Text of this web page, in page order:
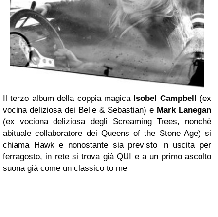
Il terzo album della coppia magica Isobel Campbell (ex
vocina deliziosa dei Belle & Sebastian) e Mark Lanegan
(ex vociona deliziosa degli Screaming Trees, nonchè
abituale collaboratore dei Queens of the Stone Age) si
chiama Hawk e nonostante sia previsto in uscita per
ferragosto, in rete si trova giàQUI e a un primo ascolto
suona già come un classico to me